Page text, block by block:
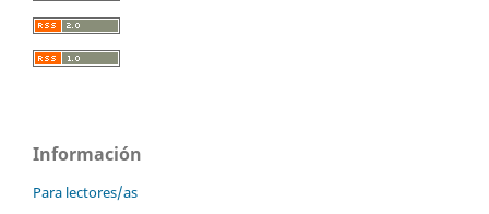
Información
Para lectores/as